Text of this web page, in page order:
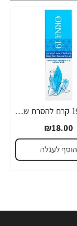
אורנה 19 קרם להסרת שיער לקו הביקיני 90 מ"ל
₪18.00
הוסף לעגלה